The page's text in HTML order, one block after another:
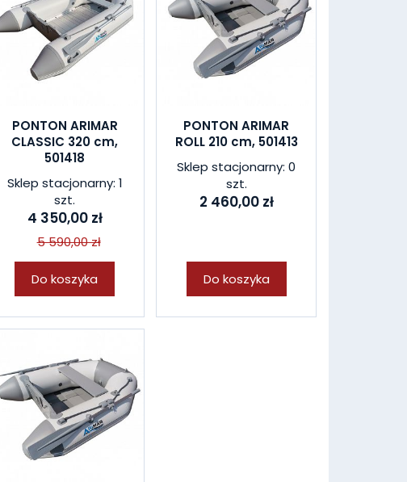
PONTON ARIMAR
CLASSIC 320 cm,
501418
Sklep stacjonarny: 1
szt.
4 350,00 zł
5 590,00 zł
Do koszyka
PONTON ARIMAR
ROLL 210 cm, 501413
Sklep stacjonarny: 0
szt.
2 460,00 zł
Do koszyka